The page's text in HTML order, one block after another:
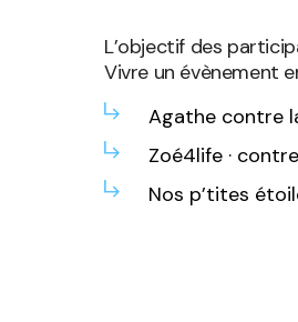
L’objectif des
Vivre un évènement
Agathe contre
Zoé4life ·
Nos p’tites